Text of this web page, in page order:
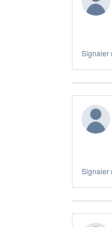
Signaler
Signaler